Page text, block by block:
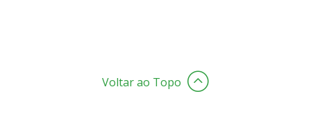
Voltar ao Topo